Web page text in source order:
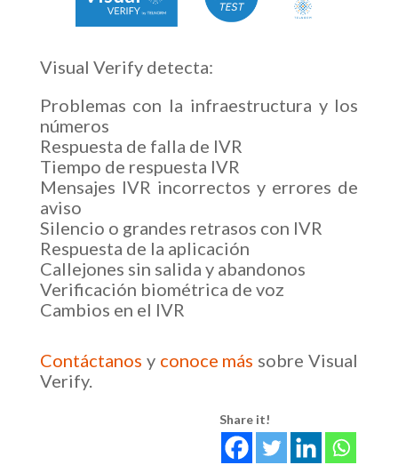
Visual Verify detecta:
Problemas con la infraestructura y los
números
Respuesta de falla de IVR
Tiempo de respuesta IVR
Mensajes IVR incorrectos y errores de
aviso
Silencio o grandes retrasos con IVR
Respuesta de la aplicación
Callejones sin salida y abandonos
Verificación biométrica de voz
Cambios en el IVR
Contáctanos y conoce más sobre Visual
Verify.
Share it!